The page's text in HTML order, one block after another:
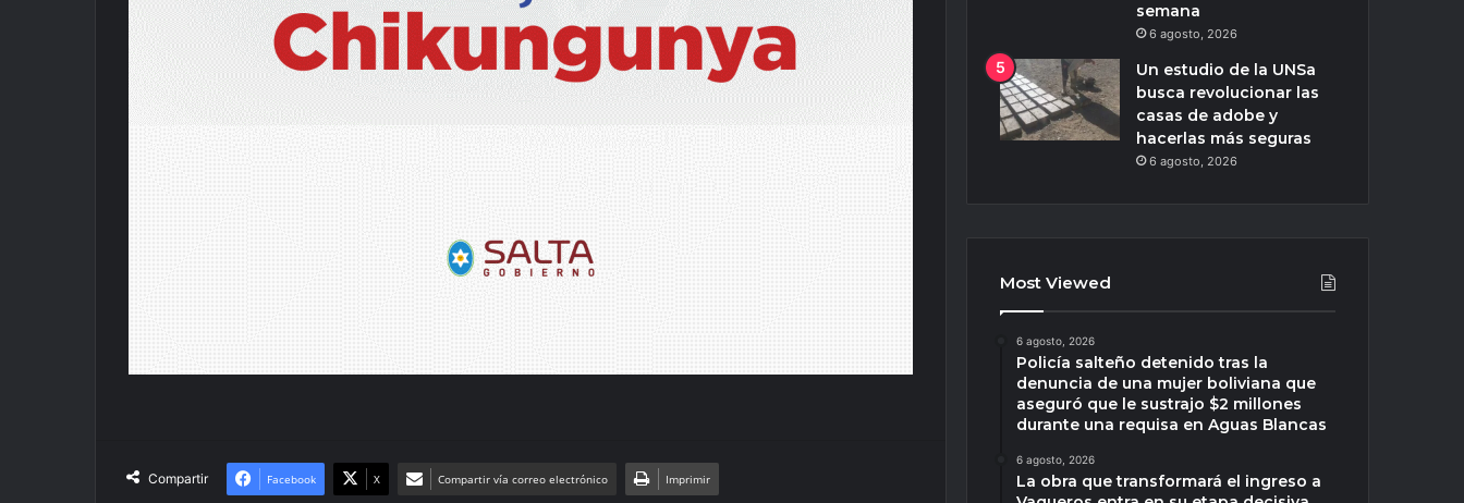
Compartir Facebook X Compartir vía correo electrónico Imprimir
semana
6 agosto, 2026
Un estudio de la UNSa
busca revolucionar las
casas de adobe y
hacerlas más seguras
6 agosto, 2026
Most Viewed
6 agosto, 2026
Policía salteño detenido tras la
denuncia de una mujer boliviana que
aseguró que le sustrajo $2 millones
durante una requisa en Aguas Blancas
6 agosto, 2026
La obra que transformará el ingreso a